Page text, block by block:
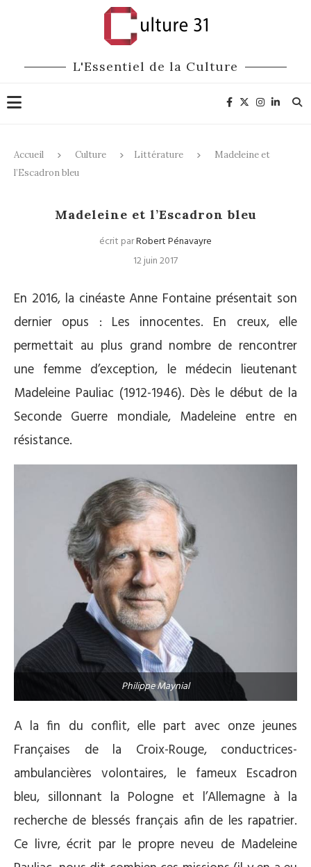
L'Essentiel de la Culture
Accueil Culture Littérature
Madeleine et
l’Escadron bleu
Madeleine et l’Escadron bleu
écrit parRobert Pénavayre
12 juin 2017
En 2016, la cinéaste Anne Fontaine présentait son
dernier opus : Les innocentes. En creux, elle
permettait au plus grand nombre de rencontrer
une femme d’exception, le médecin lieutenant
Madeleine Pauliac (1912-1946). Dès le début de la
Seconde Guerre mondiale, Madeleine entre en
résistance.
Philippe Maynial
A la fin du conflit, elle part avec onze jeunes
Françaises de la Croix-Rouge, conductrices-
ambulancières volontaires, le fameux Escadron
bleu, sillonnant la Pologne et l’Allemagne à la
recherche de blessés français afin de les rapatrier.
Ce livre, écrit par le propre neveu de Madeleine